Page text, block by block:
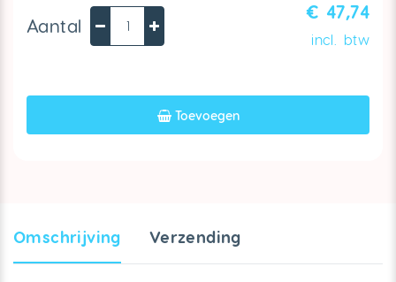
Aantal
€ 47,74
incl. btw
Toevoegen
Omschrijving Verzending